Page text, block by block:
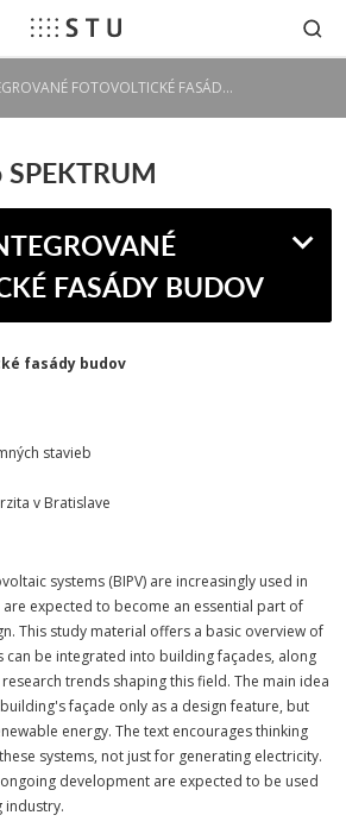
FOTOVOLTICKÉ FASÁDY BUDOV
FASÁDY BUDOV
fasády budov
stavieb
v Bratislave
systems (BIPV) are increasingly used in
expected to become an essential part of
This study material offers a basic overview of
can be integrated into building façades, along
trends shaping this field. The main idea
façade only as a design feature, but
energy. The text encourages thinking
systems, not just for generating electricity.
development are expected to be used
industry.